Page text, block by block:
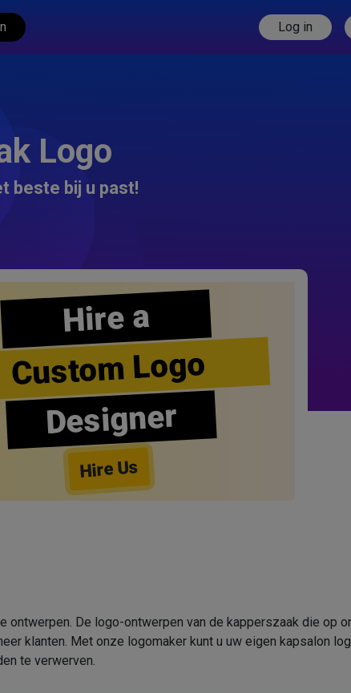
Log in
Logo
beste bij u past!
Hire a
Custom Logo
Designer
Hire Us
De logo-ontwerpen van de kapperszaak die op
klanten. Met onze logomaker kunt u uw eigen kapsalon
te verwerven.